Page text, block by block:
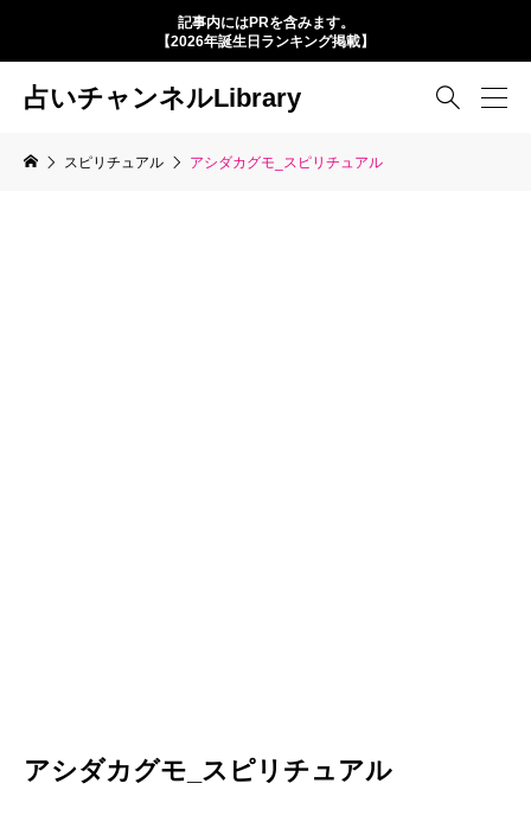
記事内にはPRを含みます。
【2026年誕生日ランキング掲載】
占いチャンネルLibrary 
スピリチュアル アシダカグモ_スピリチュアル
アシダカグモ_スピリチュアル